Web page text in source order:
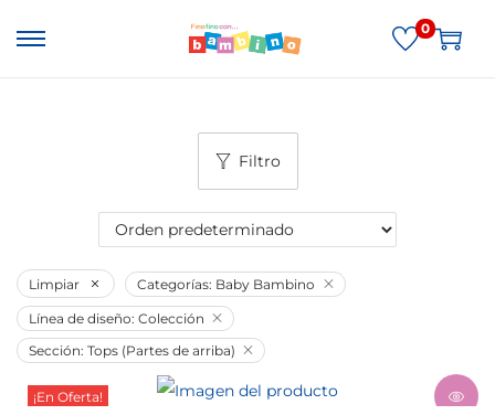
0
Filtro
Limpiar Categorías: Baby Bambino
Línea de diseño: Colección
Sección: Tops (Partes de arriba)
¡En Oferta!